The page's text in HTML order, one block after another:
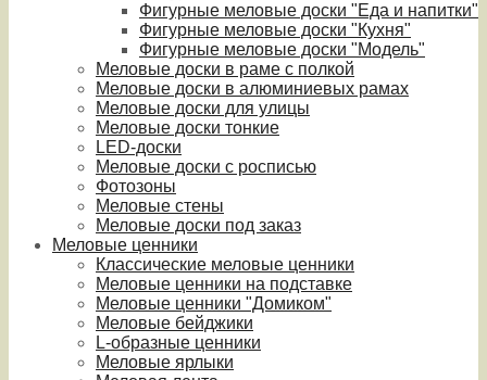
Фигурные меловые доски "Еда и напитки"
Фигурные меловые доски "Кухня"
Фигурные меловые доски "Модель"
Меловые доски в раме с полкой
Меловые доски в алюминиевых рамах
Меловые доски для улицы
Меловые доски тонкие
LED-доски
Меловые доски с росписью
Фотозоны
Меловые стены
Меловые доски под заказ
Меловые ценники
Классические меловые ценники
Меловые ценники на подставке
Меловые ценники "Домиком"
Меловые бейджики
L-образные ценники
Меловые ярлыки